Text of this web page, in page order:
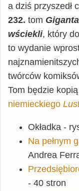
a dziś przyszedł
232. tom
wściekli, który
to wydanie
twórców
Tom będzie kopią
niemieckiego
Okładka -
Na pełnym
Andrea
- 40 stron